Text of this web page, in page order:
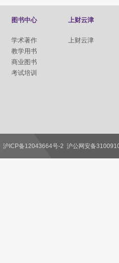
图书中心
学术著作
教学用书
商业图书
考试培训
上财云津
上财云津
沪ICP备12043664号-2 沪公网安备